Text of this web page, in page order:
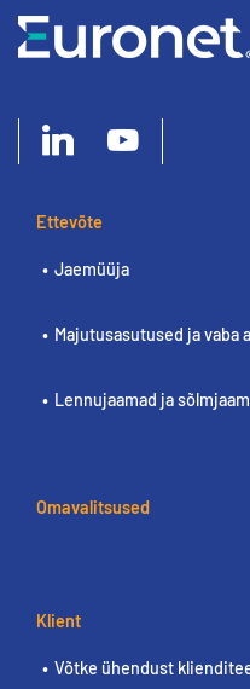
Ettevõte
Jaemüüja
Majutusasutused ja vaba
Lennujaamad ja
Omavalitsused
Klient
Võtke ühendust